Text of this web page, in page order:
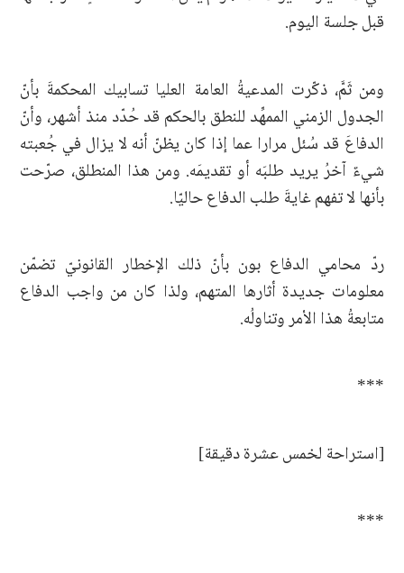
قبل جلسة اليوم.
ومن ثَمَّ، ذكّرت المدعيةُ العامة العليا تسابيك المحكمةَ بأنّ
الجدول الزمني الممهِّد للنطق بالحكم قد حُدّد منذ أشهر، وأنّ
الدفاعَ قد سُئل مرارا عما إذا كان يظنّ أنه لا يزال في جُعبته
شيءٌ آخرُ يريد طلبَه أو تقديمَه. ومن هذا المنطلق، صرّحت
بأنها لا تفهم غايةَ طلب الدفاع حاليّا.
ردّ محامي الدفاع بون بأنّ ذلك الإخطار القانونيّ تضمّن
معلومات جديدة أثارها المتهم، ولذا كان من واجب الدفاع
متابعةُ هذا الأمر وتناولُه.
***
[استراحة لخمس عشرة دقيقة]
***